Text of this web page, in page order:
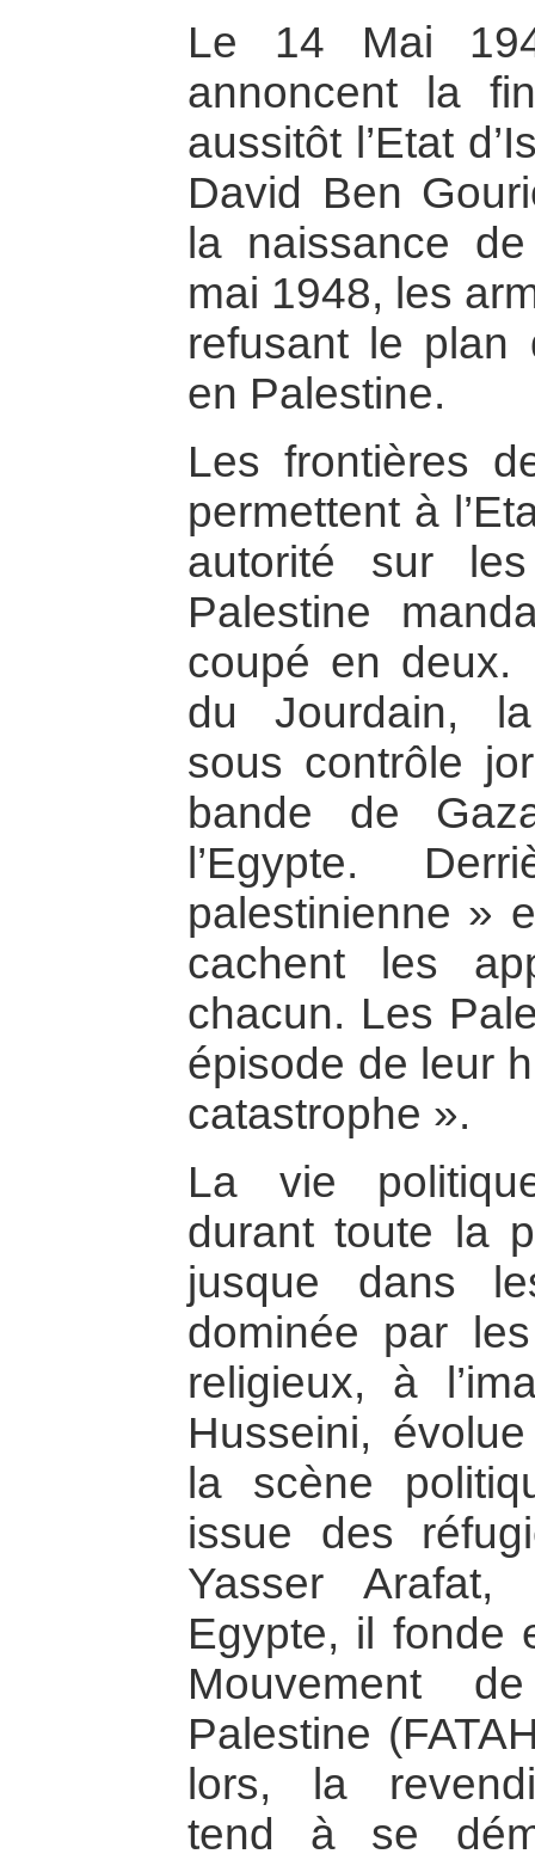
Le 14 Mai
annoncent la
aussitôt l’Etat
David Ben
la naissance
mai 1948, les
refusant le plan
en Palestine.
Les frontières
permettent à
autorité sur
Palestine
coupé en deux.
du Jourdain,
sous contrôle
bande de
l’Egypte.
palestinienne »
cachent les
chacun. Les
épisode de leur
catastrophe ».
La vie
durant toute la
jusque dans
dominée par
religieux, à
Husseini,
la scène
issue des
Yasser
Egypte, il fonde
Mouvement
Palestine
lors, la
tend à se